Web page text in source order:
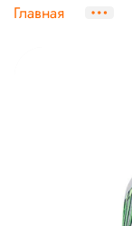
Главная